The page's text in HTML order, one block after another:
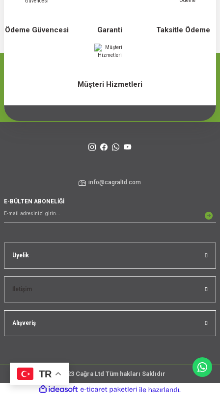
Ödeme Güvencesi Garanti Taksitle Ödeme
Müşteri Hizmetleri
Üyelik
İletişim
Alışveriş
TR
info@cagraltd.com
E-BÜLTEN ABONELİĞİ
@2023 Cağra Ltd Tüm hakları Saklıdır
çember
ideasoft
e-